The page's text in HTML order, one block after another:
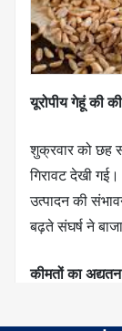
यूरोपीय गेहूं की
शुक्रवार को छह
गिरावट देखी
उत्पादन की
बढ़ते संघर्ष ने
कीमतों का अद्यतन